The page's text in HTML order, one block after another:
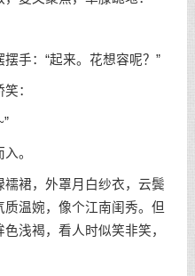
手：“起来。花想容呢？”
：
。
裙，外罩月白纱衣，云鬓
温婉，像个江南闺秀。但
浅褐，看人时似笑非笑，